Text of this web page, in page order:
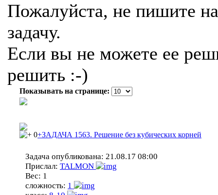
Пожалуйста, не пишите
задачу.
Если вы не можете ее
решить :-)
Показывать на странице:
0+ЗАДАЧА 1563. Решение без кубических корней
Задача опубликована: 21.08.17 08:00
Прислал: TALMON
Вес: 1
сложность: 1